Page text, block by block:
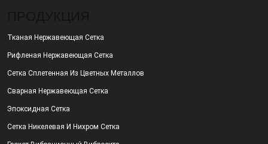
Тканая Нержавеющая Сетка
Рифленая Нержавеющая Сетка
Сетка Сплетенная Из Цветных Металлов
Сварная Нержавеющая Сетка
Эпоксидная Сетка
Сетка Никелевая И Нихром Сетка